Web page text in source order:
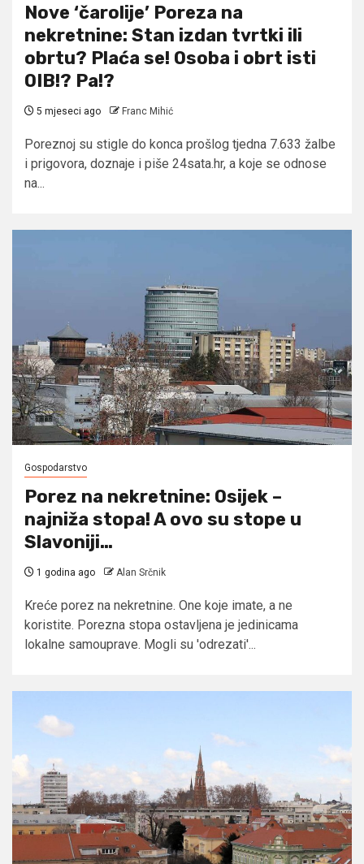
Nove ‘čarolije’ Poreza na
nekretnine: Stan izdan tvrtki ili
obrtu? Plaća se! Osoba i obrt isti
OIB!? Pa!?
5 mjeseci ago Franc Mihić
Poreznoj su stigle do konca prošlog tjedna 7.633 žalbe
i prigovora, doznaje i piše 24sata.hr, a koje se odnose
na...
Gospodarstvo
Porez na nekretnine: Osijek –
najniža stopa! A ovo su stope u
Slavoniji…
1 godina ago Alan Srčnik
Kreće porez na nekretnine. One koje imate, a ne
koristite. Porezna stopa ostavljena je jedinicama
lokalne samouprave. Mogli su 'odrezati'...